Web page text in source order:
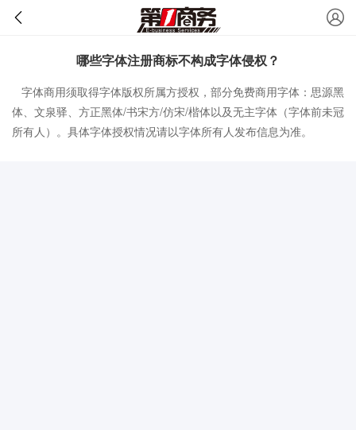
哪些字体注册商标不构成字体侵权？
字体商用须取得字体版权所属方授权，部分免费商用字体：思源黑
体、文泉驿、方正黑体/书宋方/仿宋/楷体以及无主字体（字体前未冠
所有人）。具体字体授权情况请以字体所有人发布信息为准。